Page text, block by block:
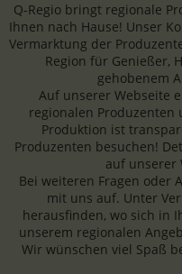
Q-Regio bringt regionale
Ihnen nach Hause! Unser
Vermarktung der
Region für Genießer,
gehobenem
Auf unserer Webseite
regionalen Produzenten
Produktion ist
Produzenten besuchen!
auf unserer
Bei weiteren Fragen oder
mit uns auf. Unter
herausfinden, wo sich in
unserem regionalen
Wir wünschen viel Spaß